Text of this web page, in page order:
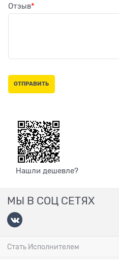
Отзыв
Нашли дешевле?
МЫ В СОЦ СЕТЯХ
Стать Исполнителем